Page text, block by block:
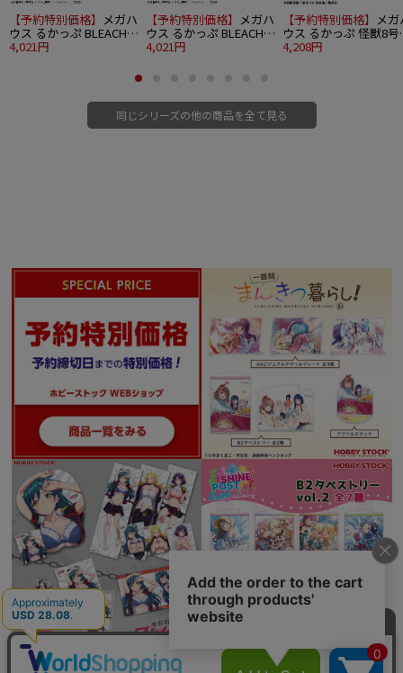
【予約特別価格】 メガハ
ウス るかっぷ BLEACH
千年血戦篇 日番谷冬獅
4,021円
【予約特別価格】 メガハ
ウス るかっぷ BLEACH
千年血戦篇 平子真子
4,021円
【予約特別価格】 メ
ウス るかっぷ 怪獣8号
鳴海弦 やるきver.
4,208円
同じシリーズの他の商品を全て見る